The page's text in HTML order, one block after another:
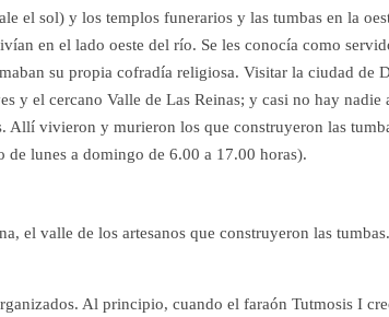
el sol) y los templos funerarios y las tumbas en la
en el lado oeste del río. Se les conocía como
su propia cofradía religiosa. Visitar la ciudad de
y el cercano Valle de Las Reinas; y casi no hay nadie
Allí vivieron y murieron los que construyeron las
de lunes a domingo de 6.00 a 17.00 horas).
el valle de los artesanos que construyeron las
Al principio, cuando el faraón Tutmosis I